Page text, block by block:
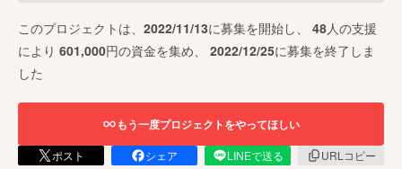
このプロジェクトは、 2022/11/13に募集を開始し、 48人の支援
により 601,000円の資金を集め、 2022/12/25に募集を終了しま
した
もう一度プロジェクトをやってほしい
ポスト シェア LINEで送る
URLコピー